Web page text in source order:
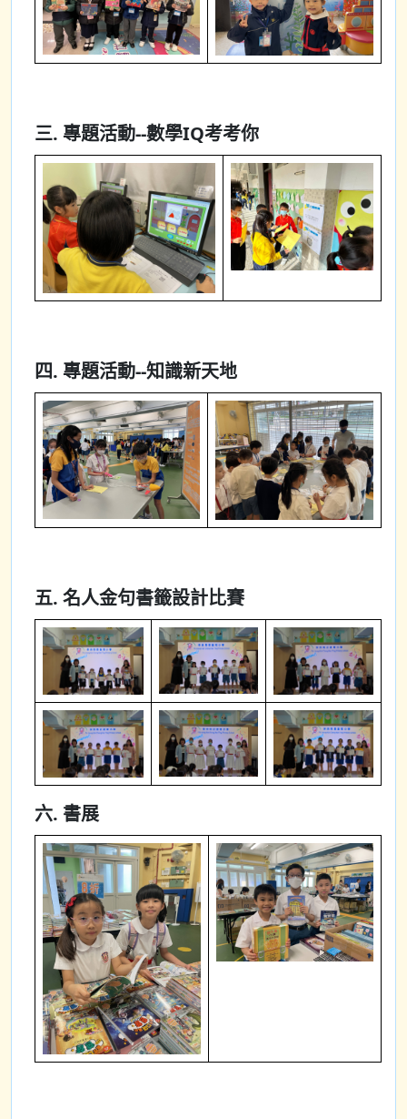
三. 專題活動--數學IQ考考你
四. 專題活動--知識新天地
五. 名人金句書籤設計比賽
六. 書展